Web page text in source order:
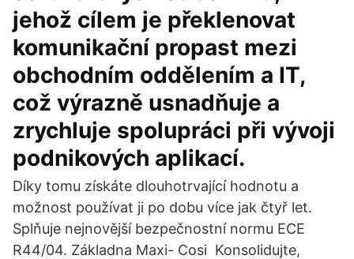
jehož cílem je překlenovat
komunikační propast mezi
obchodním oddělením a IT,
což výrazně usnadňuje a
zrychluje spolupráci při vývoji
podnikových aplikací.
Díky tomu získáte dlouhotrvající hodnotu a
možnost používat ji po dobu více jak čtyř let.
Splňuje nejnovější bezpečnostní normu ECE
R44/04. Základna Maxi- Cosi Konsolidujte,